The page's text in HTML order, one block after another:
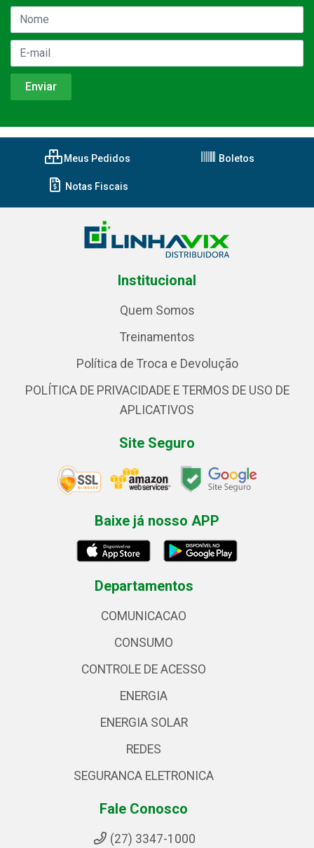
Meus Pedidos Boletos
Notas Fiscais
Institucional
Quem Somos
Treinamentos
Política de Troca e Devolução
POLÍTICA DE PRIVACIDADE E TERMOS DE USO DE
APLICATIVOS
Site Seguro
Baixe já nosso APP
Departamentos
COMUNICACAO
CONSUMO
CONTROLE DE ACESSO
ENERGIA
ENERGIA SOLAR
REDES
SEGURANCA ELETRONICA
Fale Conosco
(27) 3347-1000